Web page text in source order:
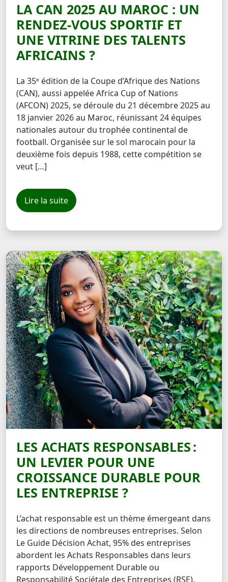
LA CAN 2025 AU MAROC : UN
RENDEZ-VOUS SPORTIF ET
UNE VITRINE DES TALENTS
AFRICAINS ?
La 35ᵉ édition de la Coupe d’Afrique des Nations
(CAN), aussi appelée Africa Cup of Nations
(AFCON) 2025, se déroule du 21 décembre 2025 au
18 janvier 2026 au Maroc, réunissant 24 équipes
nationales autour du trophée continental de
football. Organisée sur le sol marocain pour la
deuxième fois depuis 1988, cette compétition se
veut […]
Lire la suite
LES ACHATS RESPONSABLES :
UN LEVIER POUR UNE
CROISSANCE DURABLE POUR
LES ENTREPRISE ?
L’achat responsable est un thème émergeant dans
les directions de nombreuses entreprises. Selon
Le Guide Décision Achat, 95% des entreprises
abordent les Achats Responsables dans leurs
rapports Développement Durable ou
Responsabilité Sociétale des Entreprises (RSE).